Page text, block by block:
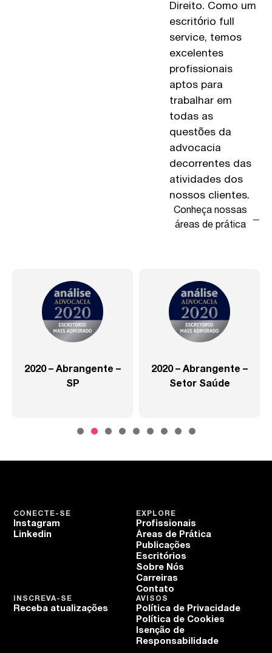
Direito. Como um
escritório full
service, temos
excelentes
profissionais
aptos para
trabalhar em
todas as
questões da
advocacia
decorrentes das
atividades dos
nossos clientes.
Conheça nossas
áreas de prática
2020 – Abrangente –
SP
2020 – Abrangente –
Setor Saúde
EXPLORE
Profissionais
Áreas de Prática
Publicações
Escritórios
Sobre Nós
Carreiras
Contato
CONECTE-SE
Instagram
Linkedin
AVISOS
Política de Privacidade
Política de Cookies
Isenção de
Responsabilidade
INSCREVA-SE
Receba atualizações